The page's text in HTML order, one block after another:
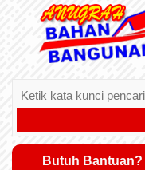
Butuh Bantuan?